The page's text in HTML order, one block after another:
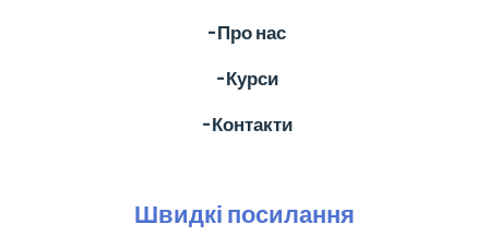
╶ Про нас
╶ Курси
╶ Контакти
Швидкі посилання